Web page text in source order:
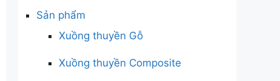
Sản phẩm
Xuồng thuyền Gỗ
Xuồng thuyền Composite